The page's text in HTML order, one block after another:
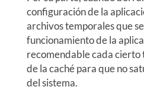
configuración de la
archivos temporales que
funcionamiento de la
recomendable cada cierto
de la caché para que no
del sistema.